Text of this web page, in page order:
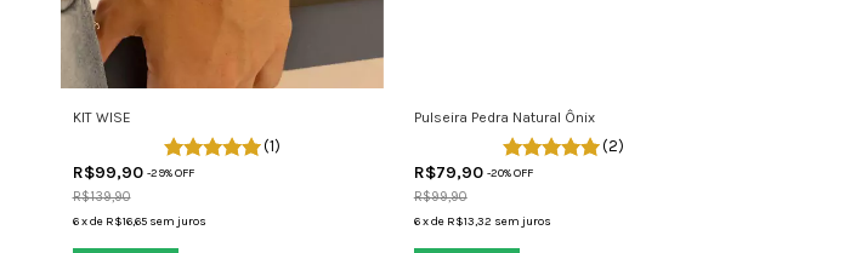
KIT WISE
(1)
R$99,90 -29% OFF
R$139,90
6 xde R$16,65 sem juros
Pulseira Pedra Natural Ônix
(2)
R$79,90 -20% OFF
R$99,90
6xde R$13,32 sem juros